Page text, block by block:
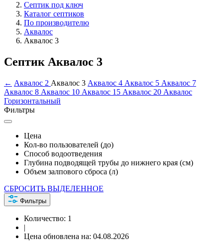
Септик под ключ
Каталог септиков
По производителю
Аквалос
Аквалос 3
Септик Аквалос 3
← Аквалос 2 Аквалос 3 Аквалос 4 Аквалос 5 Аквалос 7
Аквалос 8 Аквалос 10 Аквалос 15 Аквалос 20 Аквалос
Горизонтальный
Фильтры
Цена
Кол-во пользователей (до)
Способ водоотведения
Глубина подводящей трубы до нижнего края (см)
Объем залпового сброса (л)
СБРОСИТЬ ВЫДЕЛЕННОЕ
Фильтры
Количество: 1
|
Цена обновлена на: 04.08.2026